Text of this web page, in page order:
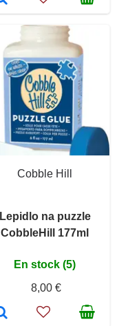
Cobble Hill
Lepidlo na puzzle
CobbleHill 177ml
En stock (5)
8,00 €